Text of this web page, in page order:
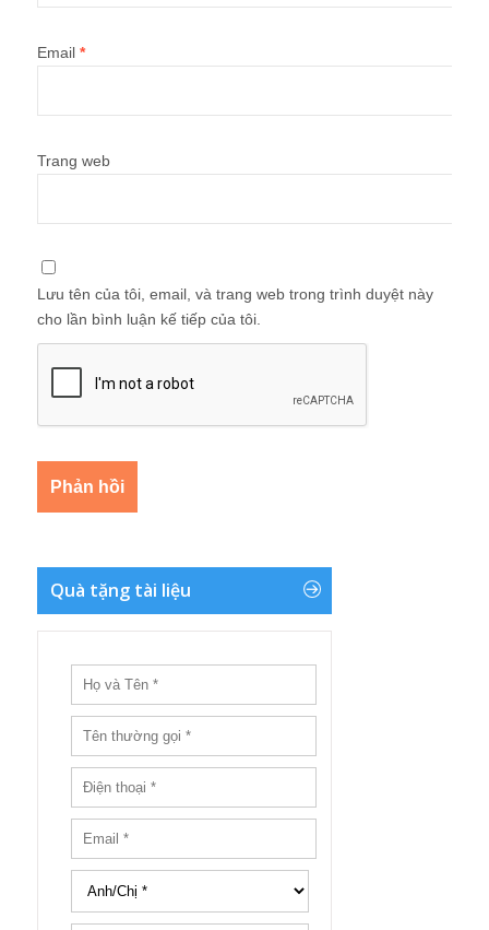
Email *
Trang web
Lưu tên của tôi, email, và trang web trong trình duyệt này
cho lần bình luận kế tiếp của tôi.
Quà tặng tài liệu